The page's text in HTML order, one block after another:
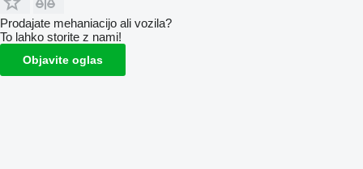
Prodajate mehaniacijo ali vozila?
To lahko storite z nami!
Objavite oglas